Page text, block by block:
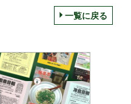
一覧に戻る